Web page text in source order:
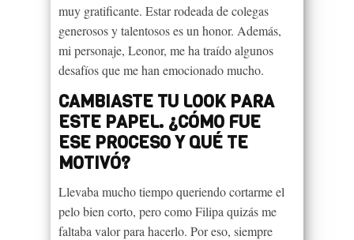
muy gratificante. Estar rodeada de colegas
generosos y talentosos es un honor. Además,
mi personaje, Leonor, me ha traído algunos
desafíos que me han emocionado mucho.
CAMBIASTE TU LOOK PARA
ESTE PAPEL. ¿CÓMO FUE
ESE PROCESO Y QUÉ TE
MOTIVÓ?
Llevaba mucho tiempo queriendo cortarme el
pelo bien corto, pero como Filipa quizás me
faltaba valor para hacerlo. Por eso, siempre